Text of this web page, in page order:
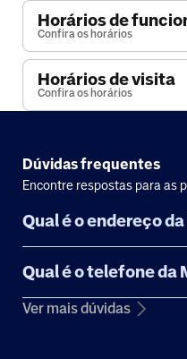
Horários de
Confira os horários
Horários de visita
Confira os horários
Dúvidas frequentes
Encontre respostas para as
Qual é o endereço
Qual é o telefone da
Ver mais dúvidas